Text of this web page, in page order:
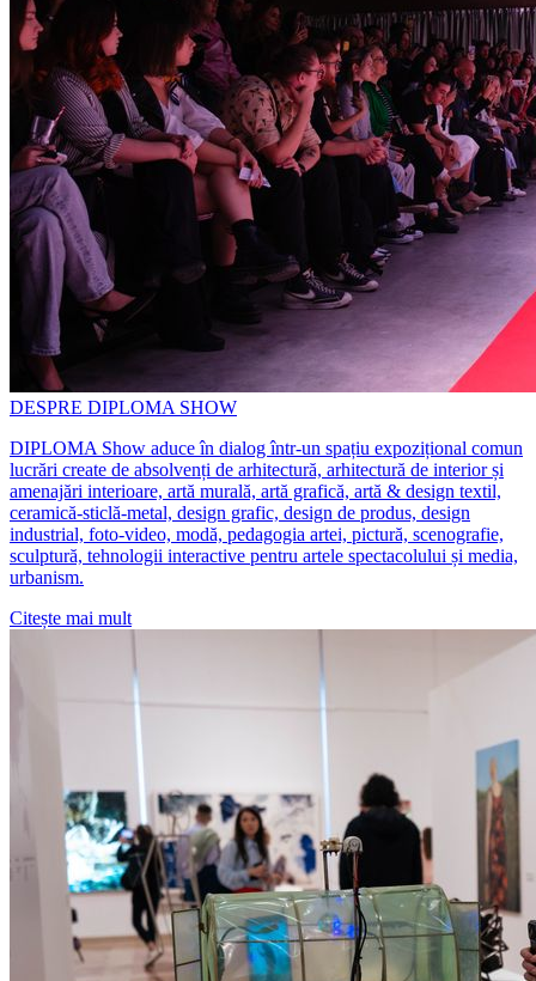
DESPRE DIPLOMA SHOW
DIPLOMA Show aduce în dialog într-un spațiu expozițional comun
lucrări create de absolvenți de arhitectură, arhitectură de interior și
amenajări interioare, artă murală, artă grafică, artă & design textil,
ceramică-sticlă-metal, design grafic, design de produs, design
industrial, foto-video, modă, pedagogia artei, pictură, scenografie,
sculptură, tehnologii interactive pentru artele spectacolului și media,
urbanism.
Citește mai mult